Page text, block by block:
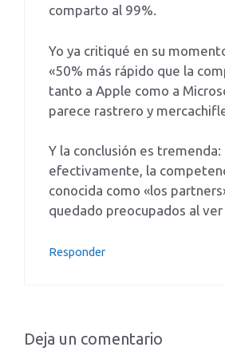
comparto al 99%.
Yo ya critiqué en su
«50% más rápido que la
tanto a Apple como a
parece rastrero y
Y la conclusión es tremenda:
efectivamente, la
conocida como «los
quedado preocupados al
Responder
Deja un comentario